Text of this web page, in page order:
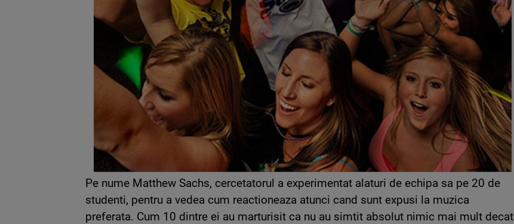
Pe nume Matthew Sachs, cercetatorul a experimentat alaturi de echipa sa pe 20 de
studenti, pentru a vedea cum reactioneaza atunci cand sunt expusi la muzica
preferata. Cum 10 dintre ei au marturisit ca nu au simtit absolut nimic mai mult decat